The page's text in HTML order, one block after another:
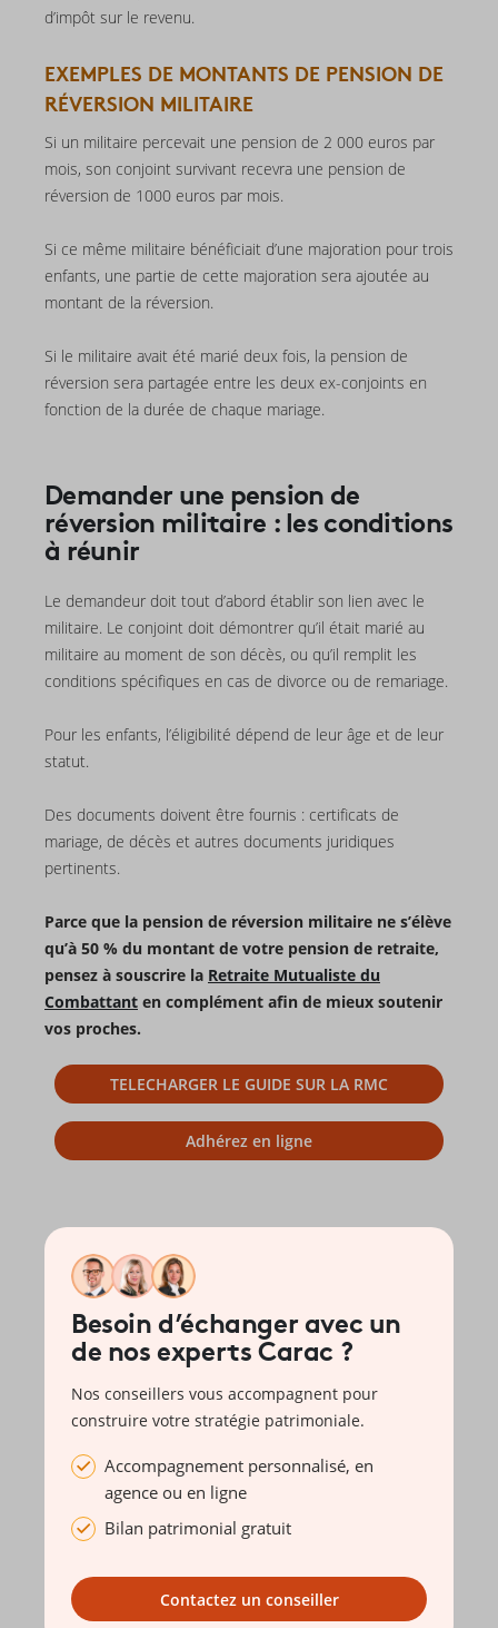
d’impôt sur le revenu.
EXEMPLES DE MONTANTS DE PENSION DE
RÉVERSION MILITAIRE
Si un militaire percevait une pension de 2 000 euros par
mois, son conjoint survivant recevra une pension de
réversion de 1000 euros par mois.
Si ce même militaire bénéficiait d’une majoration pour trois
enfants, une partie de cette majoration sera ajoutée au
montant de la réversion.
Si le militaire avait été marié deux fois, la pension de
réversion sera partagée entre les deux ex-conjoints en
fonction de la durée de chaque mariage.
Demander une pension de
réversion militaire : les conditions
à réunir
Le demandeur doit tout d’abord établir son lien avec le
militaire. Le conjoint doit démontrer qu’il était marié au
militaire au moment de son décès, ou qu’il remplit les
conditions spécifiques en cas de divorce ou de remariage.
Pour les enfants, l’éligibilité dépend de leur âge et de leur
statut.
Des documents doivent être fournis : certificats de
mariage, de décès et autres documents juridiques
pertinents.
Parce que la pension de réversion militaire ne s’élève
qu’à 50 % du montant de votre pension de retraite,
pensez à souscrire la Retraite Mutualiste du
Combattant en complément afin de mieux soutenir
vos proches.
TELECHARGER LE GUIDE SUR LA RMC
Adhérez en ligne
Besoin d’échanger avec un
de nos experts Carac ?
Nos conseillers vous accompagnent pour
construire votre stratégie patrimoniale.
Accompagnement personnalisé, en
agence ou en ligne
Bilan patrimonial gratuit
Contactez un conseiller